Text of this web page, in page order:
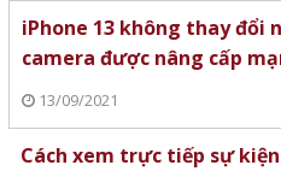
iPhone 13 không thay đổi
camera được nâng cấp
13/09/2021
Cách xem trực tiếp sự